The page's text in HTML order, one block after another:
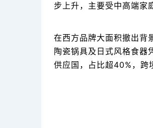
步上升，主要受中高端家
在西方品牌大面积撤出背
陶瓷锅具及日式风格食器
供应国，占比超40%，跨